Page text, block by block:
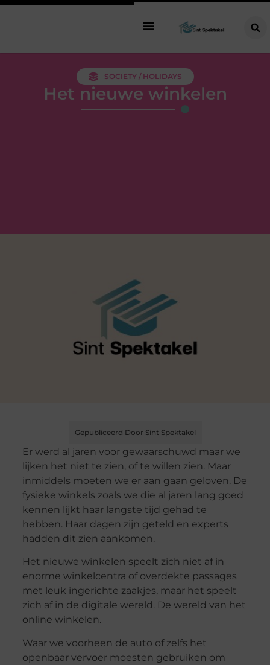
SOCIETY / HOLIDAYS
Het nieuwe winkelen
Gepubliceerd Door Sint Spektakel
Er werd al jaren voor gewaarschuwd maar we
lijken het niet te zien, of te willen zien. Maar
inmiddels moeten we er aan gaan geloven. De
fysieke winkels zoals we die al jaren lang goed
kennen lijkt haar langste tijd gehad te
hebben. Haar dagen zijn geteld en experts
hadden dit zien aankomen.
Het nieuwe winkelen speelt zich niet af in
enorme winkelcentra of overdekte passages
met leuk ingerichte zaakjes, maar het speelt
zich af in de digitale wereld. De wereld van het
online winkelen.
Waar we voorheen de auto of zelfs het
openbaar vervoer moesten gebruiken om